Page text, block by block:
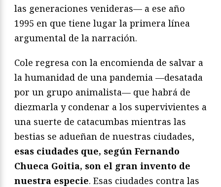
las generaciones venideras— a ese año
1995 en que tiene lugar la primera línea
argumental de la narración.
Cole regresa con la encomienda de salvar a
la humanidad de una pandemia —desatada
por un grupo animalista— que habrá de
diezmarla y condenar a los supervivientes a
una suerte de catacumbas mientras las
bestias se adueñan de nuestras ciudades,
esas ciudades que, según Fernando
Chueca Goitia, son el gran invento de
nuestra especie. Esas ciudades contra las